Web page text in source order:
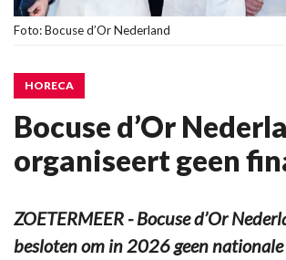
Foto: Bocuse d’Or Nederland
HORECA
Bocuse d’Or
organiseert geen
ZOETERMEER - Bocuse d’Or
besloten om in 2026 geen